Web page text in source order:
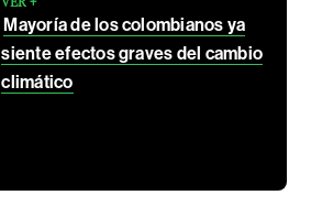
Mayoría de los colombianos ya
siente efectos graves del cambio
climático